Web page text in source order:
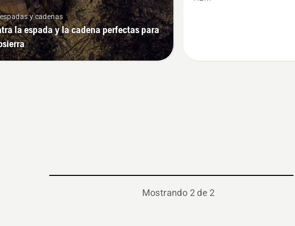
y cadenas
la espada y la cadena perfectas para
Mostrando 2 de 2